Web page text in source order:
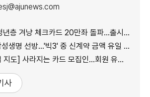
겨냥 체크카드 20만좌 돌파…출시 8개월만
생명 선방…'빅3' 중 신계약 금액 유일 증가
사라지는 카드 모집인…회원 유치도 '디지털 전환'
사